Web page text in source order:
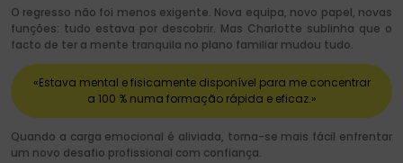
O regresso não foi menos exigente. Nova equipa, novo papel, novas
funções: tudo estava por descobrir. Mas Charlotte sublinha que o
facto de ter a mente tranquila no plano familiar mudou tudo.
«Estava mental e fisicamente disponível para me concentrar
a 100 % numa formação rápida e eficaz.»
Quando a carga emocional é aliviada, torna-se mais fácil enfrentar
um novo desafio profissional com confiança.